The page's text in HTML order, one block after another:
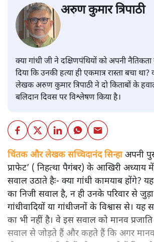
अरुण कुमार त्रिपाठी
क्या गांधी जी ने दक्षिणपंथियों को अपनी
दिया कि उनकी हत्या ही एकमात्र रास्ता बचा था?
लेखक अरुण कुमार त्रिपाठी ने दो किताबों के हवाले
बलिदान दिवस पर विश्लेषण किया है।
चिंतक और लेखक सच्चिदानंद सिन्हाअपनी
प्राफेट’ ( निहत्था पैगंबर) के आखिरी अध्याय
सवाल उठाते हैः- क्या गांधी कामयाब होंगे?
का निजी सवाल है, न ही उनके परिवार से
गांधीवादियों या गांधीजनों के विश्वास से।
का भी नहीं है। वे इस सवाल को मानव
सवाल से जोड़ते हैं और कहते हैं कि अगर